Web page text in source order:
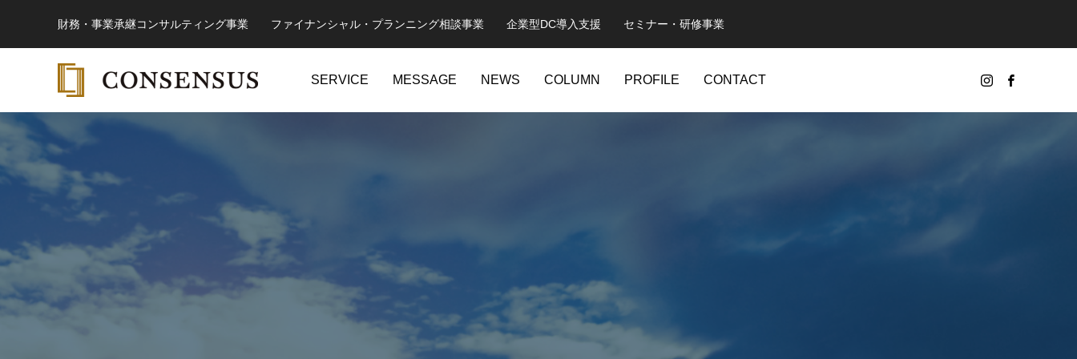
財務・事業承継コンサルティング事業 ファイナンシャル・プランニング相談事業 企業型DC導入支援 セミナー・研修事業
SERVICE MESSAGE NEWS COLUMN PROFILE CONTACT